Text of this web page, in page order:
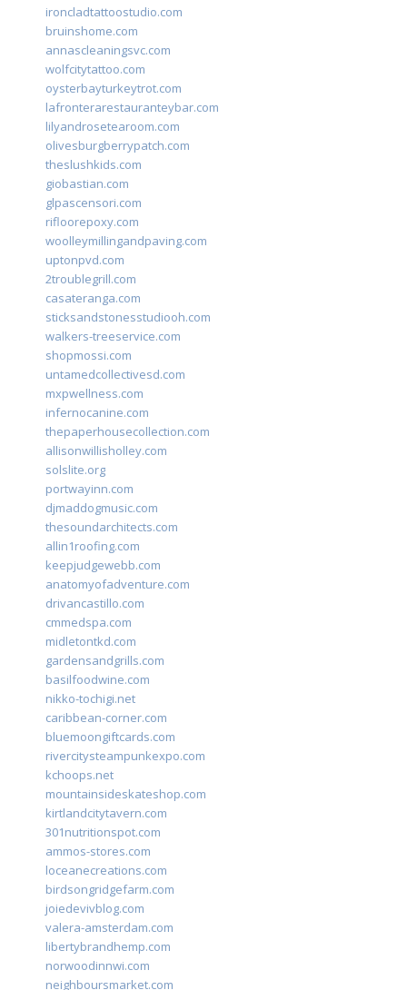
ironcladtattoostudio.com
bruinshome.com
annascleaningsvc.com
wolfcitytattoo.com
oysterbayturkeytrot.com
lafronterarestauranteybar.com
lilyandrosetearoom.com
olivesburgberrypatch.com
theslushkids.com
giobastian.com
glpascensori.com
rifloorepoxy.com
woolleymillingandpaving.com
uptonpvd.com
2troublegrill.com
casateranga.com
sticksandstonesstudiooh.com
walkers-treeservice.com
shopmossi.com
untamedcollectivesd.com
mxpwellness.com
infernocanine.com
thepaperhousecollection.com
allisonwillisholley.com
solslite.org
portwayinn.com
djmaddogmusic.com
thesoundarchitects.com
allin1roofing.com
keepjudgewebb.com
anatomyofadventure.com
drivancastillo.com
cmmedspa.com
midletontkd.com
gardensandgrills.com
basilfoodwine.com
nikko-tochigi.net
caribbean-corner.com
bluemoongiftcards.com
rivercitysteampunkexpo.com
kchoops.net
mountainsideskateshop.com
kirtlandcitytavern.com
301nutritionspot.com
ammos-stores.com
loceanecreations.com
birdsongridgefarm.com
joiedevivblog.com
valera-amsterdam.com
libertybrandhemp.com
norwoodinnwi.com
neighboursmarket.com